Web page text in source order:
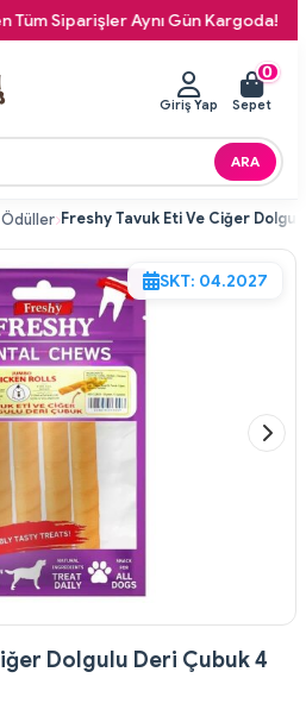
Siparişler Aynı Gün Kargoda!
ARA
Giriş Yap
0
Sepet
SKT: 04.2027
Dolgulu Deri Çubuk 4